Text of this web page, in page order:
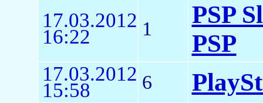
17.03.2012
16:22 1
PSP
PSP
17.03.2012
15:58 6